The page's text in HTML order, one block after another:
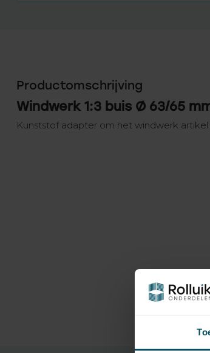
Productomschrijving
Windwerk 1:3 buis Ø 63/65
Kunststof adapter om het windwerk